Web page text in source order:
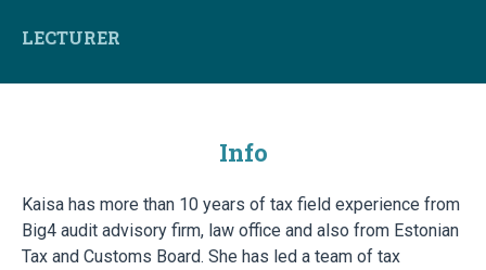
LECTURER
Info
Kaisa has more than 10 years of tax field experience from
Big4 audit advisory firm, law office and also from Estonian
Tax and Customs Board. She has led a team of tax